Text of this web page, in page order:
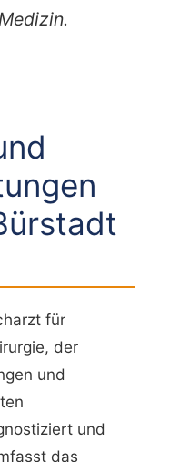
für
der
und
und
das